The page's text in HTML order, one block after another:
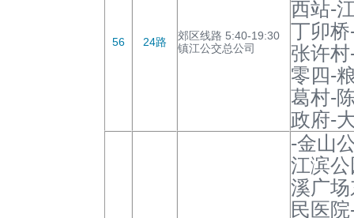
56 24路
郊区线路 5:40-19:30
镇江公交总公司
西站-
丁卯
张许
零四-
葛村-
政府-
-金山
江滨
溪广
民医